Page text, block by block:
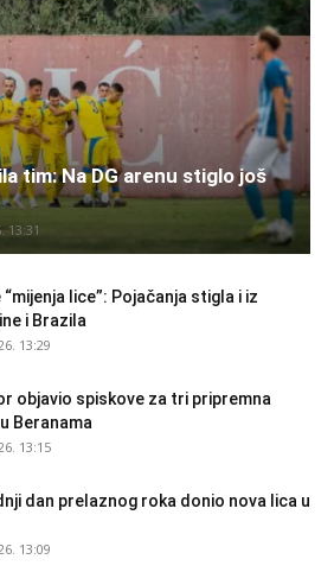
tim: Na DG arenu stiglo još
13:31
“mijenja lice”: Pojačanja stigla i iz
i Brazila
13:29
objavio spiskove za tri pripremna
Beranama
13:15
dan prelaznog roka donio nova lica u
13:09